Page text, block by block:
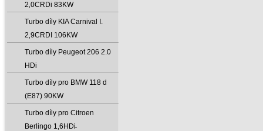
2‚0CRDi 83KW
Turbo díly KIA Carnival I.
2‚9CRDI 106KW
Turbo díly Peugeot 206 2.0
HDi
Turbo díly pro BMW 118 d
(E87) 90KW
Turbo díly pro Citroen
Berlingo 1‚6HDi̵